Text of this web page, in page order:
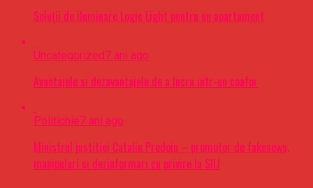
Soluții de iluminare Logic Light pentru un apartament
Uncategorized7 ani ago
Avantajele si dezavantajele de a lucra intr-un coafor
Politichie7 ani ago
Ministrul justitiei Catalin Predoiu – promotor de fakenews,
manipulari si dezinformari cu privire la SIIJ